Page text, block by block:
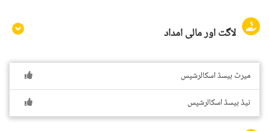
لاگت اور مالی امداد
میرٹ بیسڈ اسکالرشپس
نیڈ بیسڈ اسکالرشپس